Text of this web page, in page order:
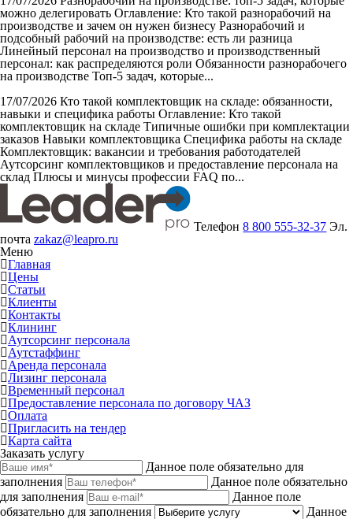
можно делегировать Оглавление: Кто такой разнорабочий на
производстве и зачем он нужен бизнесу Разнорабочий и
подсобный рабочий на производстве: есть ли разница
Линейный персонал на производство и производственный
персонал: как распределяются роли Обязанности разнорабочего
на производстве Топ-5 задач, которые...
17/07/2026 Кто такой комплектовщик на складе: обязанности,
навыки и специфика работы Оглавление: Кто такой
комплектовщик на складе Типичные ошибки при комплектации
заказов Навыки комплектовщика Специфика работы на складе
Комплектовщик: вакансии и требования работодателей
Аутсорсинг комплектовщиков и предоставление персонала на
склад Плюсы и минусы профессии FAQ по...
Телефон8 800 555-32-37 Эл.
почта zakaz@leapro.ru
Меню
Главная
Цены
Статьи
Клиенты
Контакты
Клининг
Аутсорсинг персонала
Аутстаффинг
Аренда персонала
Лизинг персонала
Временный персонал
Предоставление персонала по договору ЧАЗ
Оплата
Пригласить на тендер
Карта сайта
Заказать услугу
Данное поле обязательно для
заполнения
Данное поле обязательно
для заполнения
Данное поле
обязательно для заполнения
Данное